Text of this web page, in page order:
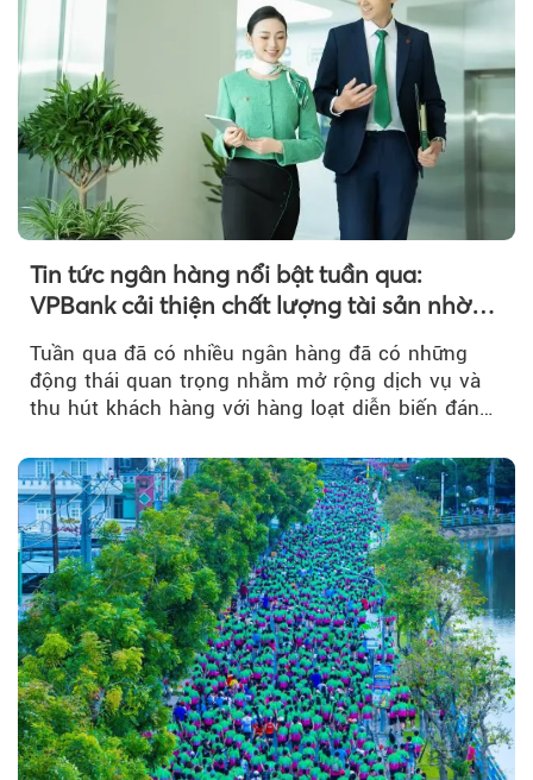
Tin tức ngân hàng nổi bật tuần qua:
VPBank cải thiện chất lượng tài sản nhờ
quản trị rủi ro và công nghệ
Tuần qua đã có nhiều ngân hàng đã có những
động thái quan trọng nhằm mở rộng dịch vụ và
thu hút khách hàng với hàng loạt diễn biến đáng